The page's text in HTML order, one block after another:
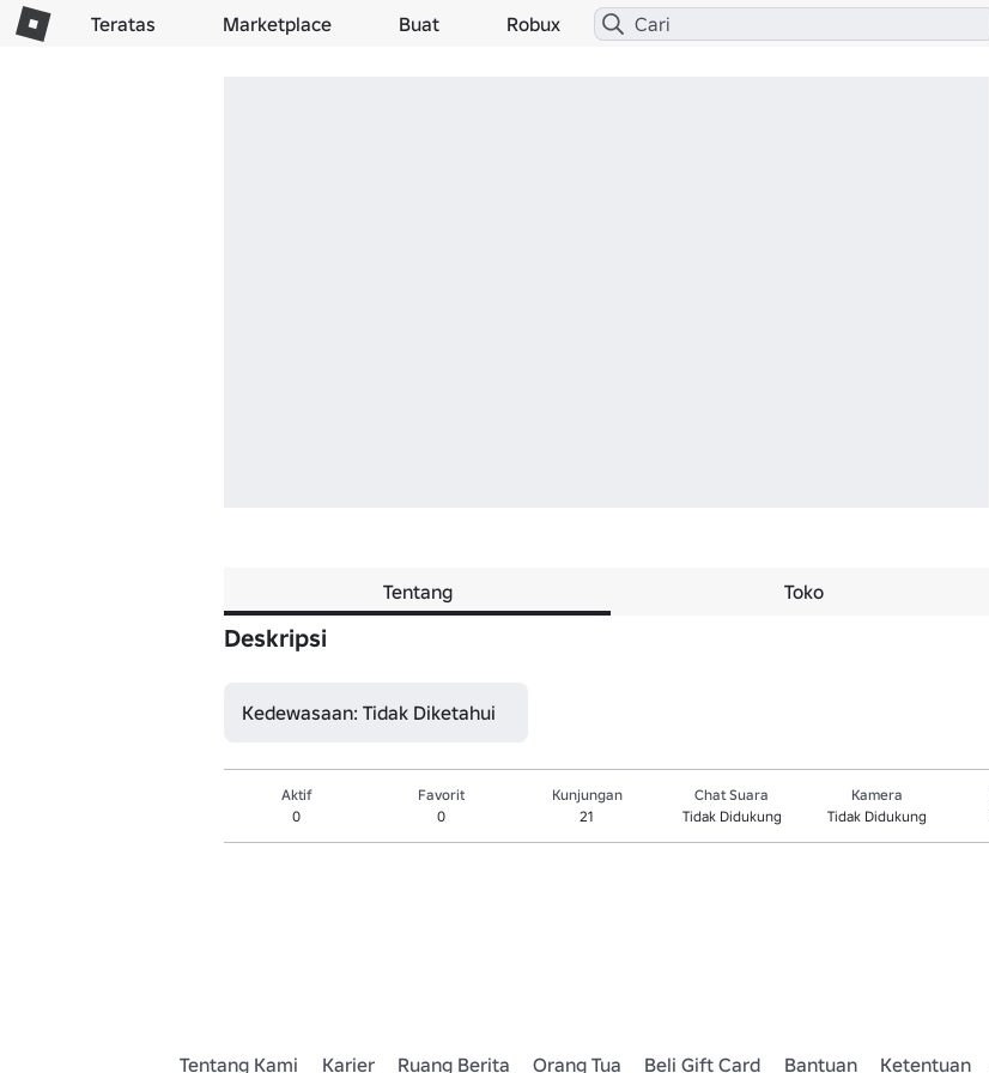
Teratas Marketplace Buat Robux
Tentang Toko
Deskripsi
Kedewasaan: Tidak Diketahui
Aktif
0
Favorit
0
Kunjungan
21
Chat Suara
Tidak Didukung
Kamera
Tidak Didukung
Tentang Kami Karier Ruang Berita Orang Tua Beli Gift Card Bantuan Ketentuan